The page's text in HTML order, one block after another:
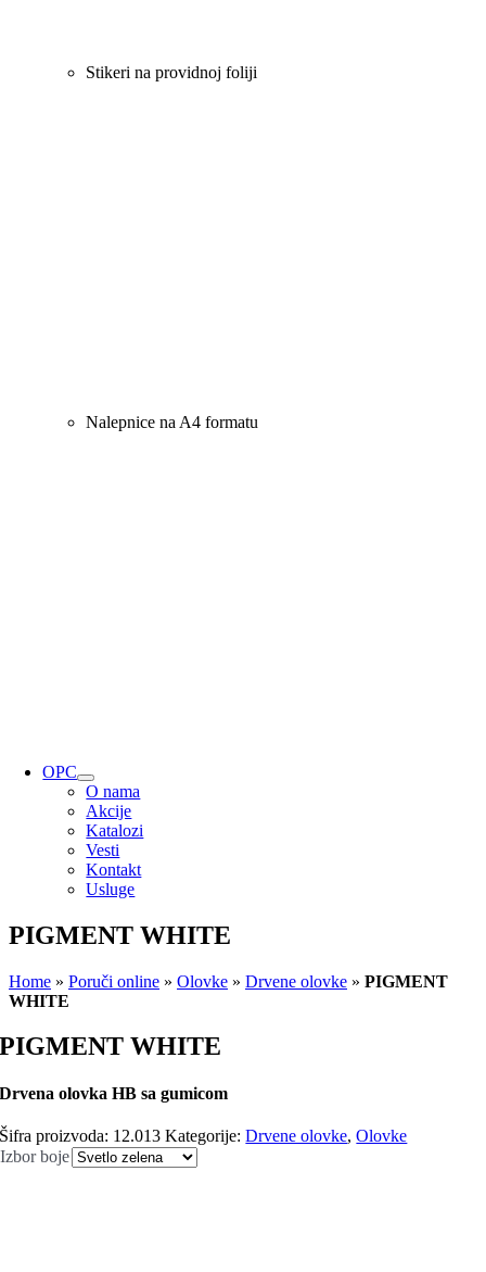
Stikeri na providnoj foliji
Nalepnice na A4 formatu
OPC
O nama
Akcije
Katalozi
Vesti
Kontakt
Usluge
PIGMENT WHITE
Home » Poruči online » Olovke » Drvene olovke » PIGMENT
WHITE
PIGMENT WHITE
Drvena olovka HB sa gumicom
Šifra proizvoda: 12.013 Kategorije:Drvene olovke,Olovke
Izbor boje